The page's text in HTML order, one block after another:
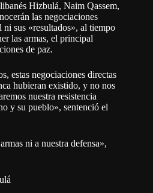
Hizbulá, Naim Qassem,
las negociaciones
sus «resultados», al tiempo
las armas, el principal
de paz.
estas negociaciones directas
hubieran existido, y no nos
nuestra resistencia
y su pueblo», sentenció el
ni a nuestra defensa»,